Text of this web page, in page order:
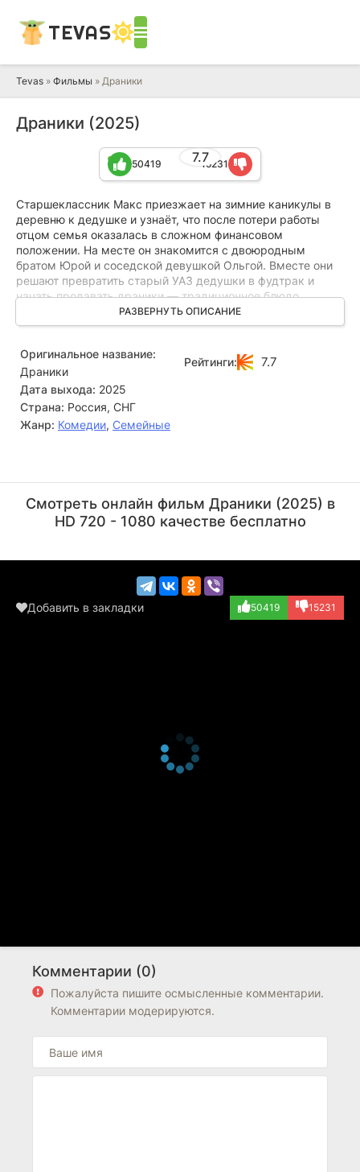
TEVAS
Tevas » Фильмы » Драники
Драники (2025)
7.7
50419 15231
Старшеклассник Макс приезжает на зимние каникулы в
деревню к дедушке и узнаёт, что после потери работы
отцом семья оказалась в сложном финансовом
положении. На месте он знакомится с двоюродным
братом Юрой и соседской девушкой Ольгой. Вместе они
решают превратить старый УАЗ дедушки в фудтрак и
начать продавать драники — традиционное блюдо,
которое когда-то обожали жители России и Беларуси.
старинных рецептов драников. Им предстоит не только
освоить кулинарные секреты, но и сплотиться перед
лицом трудностей. Смогут ли они спасти семью и
превратить обычную затею в успешное предприятие?
РАЗВЕРНУТЬ ОПИСАНИЕ
Оригинальное название:
Драники
Дата выхода: 2025
Страна: Россия, СНГ
Жанр: Комедии, Семейные
Рейтинги: 7.7
(Семёныч)
(папа Макса)
Смотреть онлайн фильм Драники (2025) в
HD 720 - 1080 качестве бесплатно
Добавить в закладки 50419 15231
Комментарии (0)
Пожалуйста пишите осмысленные комментарии.
Комментарии модерируются.